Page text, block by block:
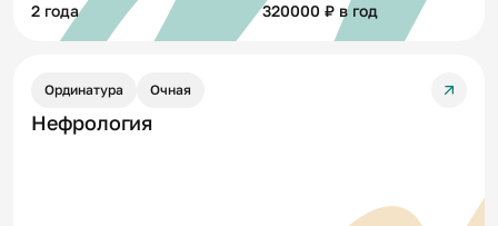
2 года 320000 ₽ в год
Ординатура Очная
Нефрология